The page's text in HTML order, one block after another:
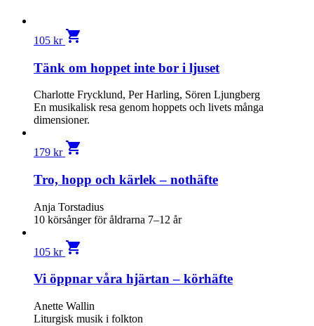
105 kr shopping_cart
Tänk om hoppet inte bor i ljuset
Charlotte Frycklund, Per Harling, Sören Ljungberg
En musikalisk resa genom hoppets och livets många
dimensioner.
179 kr shopping_cart
Tro, hopp och kärlek – nothäfte
Anja Torstadius
10 körsånger för åldrarna 7–12 år
105 kr shopping_cart
Vi öppnar våra hjärtan – körhäfte
Anette Wallin
Liturgisk musik i folkton